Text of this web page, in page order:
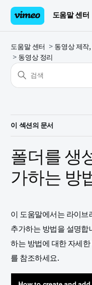
도움말 센터
도움말 센터 동영상 제작
동영상 정리
이 섹션의 문서
폴더를 생
가하는 방
이 도움말에서는 라이
추가하는 방법을 설명합
하는 방법에 대한 자세
를 참조하세요.